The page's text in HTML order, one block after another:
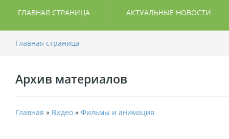
ГЛАВНАЯ СТРАНИЦА АКТУАЛЬНЫЕ НОВОСТИ
Главная страница
Архив материалов
Главная » Видео » Фильмы и анимация